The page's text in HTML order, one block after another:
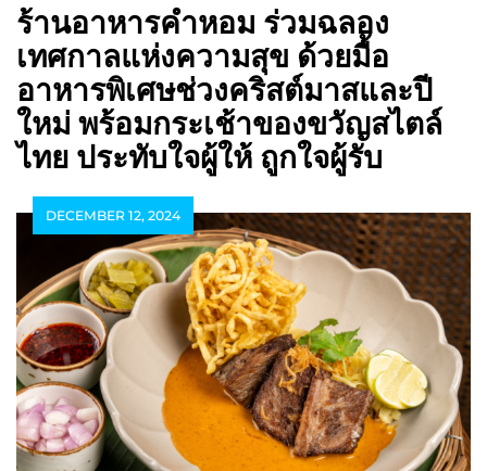
ร้านอาหารคำหอม ร่วมฉลอง
เทศกาลแห่งความสุข ด้วยมื้อ
อาหารพิเศษช่วงคริสต์มาสและปี
ใหม่ พร้อมกระเช้าของขวัญสไตล์
ไทย ประทับใจผู้ให้ ถูกใจผู้รับ
DECEMBER 12, 2024